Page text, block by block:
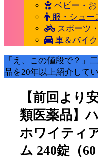
ベビー・
服・シュー
スポーツ
車＆バイ
「え、この値段で？」
品を20年以上紹介して
【前回より
類医薬品】
ホワイティ
ム 240錠（60